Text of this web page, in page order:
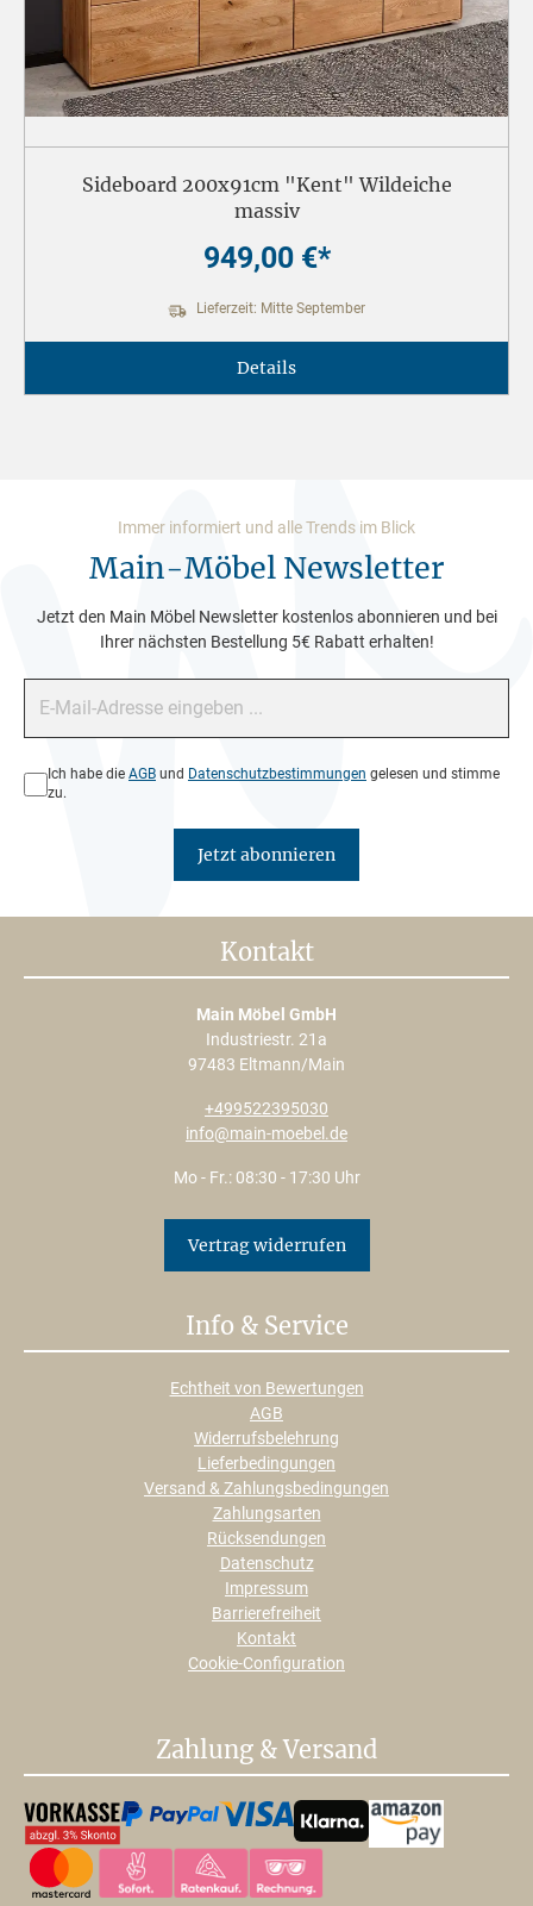
Sideboard 200x91cm "Kent" Wildeiche
massiv
949,00 €*
Lieferzeit: Mitte September
Details
Immer informiert und alle Trends im Blick
Main-Möbel Newsletter
Jetzt den Main Möbel Newsletter kostenlos abonnieren und bei
Ihrer nächsten Bestellung 5€ Rabatt erhalten!
Datenschutz*
Ich habe die AGB und Datenschutzbestimmungen gelesen und stimme
zu.
Jetzt abonnieren
Kontakt
Main Möbel GmbH
Industriestr. 21a
97483 Eltmann/Main
+499522395030
info@main-moebel.de
Mo - Fr.: 08:30 - 17:30 Uhr
Vertrag widerrufen
Info & Service
Echtheit von Bewertungen
AGB
Widerrufsbelehrung
Lieferbedingungen
Versand & Zahlungsbedingungen
Zahlungsarten
Rücksendungen
Datenschutz
Impressum
Barrierefreiheit
Kontakt
Cookie-Configuration
Zahlung & Versand